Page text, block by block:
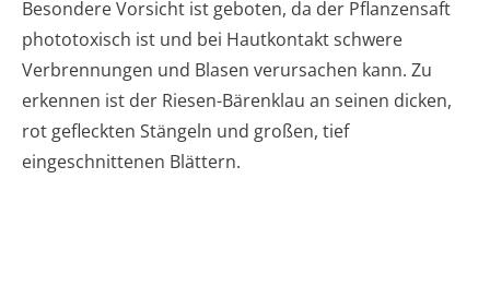
Besondere Vorsicht ist geboten, da der Pflanzensaft
phototoxisch ist und bei Hautkontakt schwere
Verbrennungen und Blasen verursachen kann. Zu
erkennen ist der Riesen-Bärenklau an seinen dicken,
rot gefleckten Stängeln und großen, tief
eingeschnittenen Blättern.